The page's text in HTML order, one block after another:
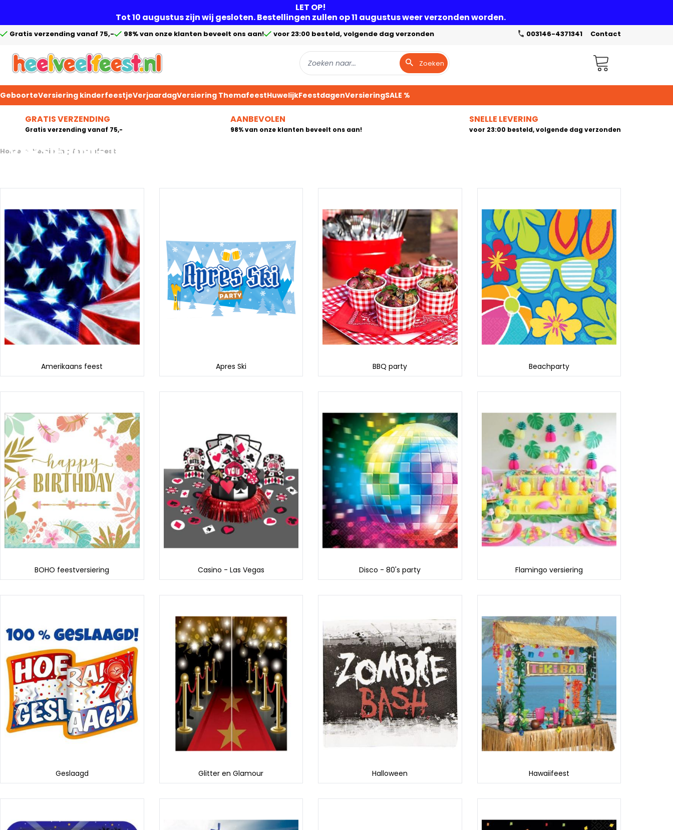
LET OP!
Tot 10 augustus zijn wij gesloten. Bestellingen zullen op 11 augustus weer verzonden worden.
Gratis verzending vanaf 75,- 98% van onze klanten beveelt ons aan! voor 23:00 besteld, volgende dag verzonden 003146-4371341 Contact
Zoeken Winkelwagen
GeboorteVersiering kinderfeestjeVerjaardagVersiering ThemafeestHuwelijkFeestdagenVersieringSALE %
GRATIS VERZENDING
Gratis verzending vanaf 75,-
AANBEVOLEN
98% van onze klanten beveelt ons aan!
SNELLE LEVERING
voor 23:00 besteld, volgende dag verzonden
Home > Versiering Themafeest
VERSIERING THEMAFEEST
Amerikaans feest Apres Ski BBQ party Beachparty
BOHO feestversiering Casino - Las Vegas Disco - 80's party Flamingo versiering
Geslaagd Glitter en Glamour Halloween Hawaiifeest